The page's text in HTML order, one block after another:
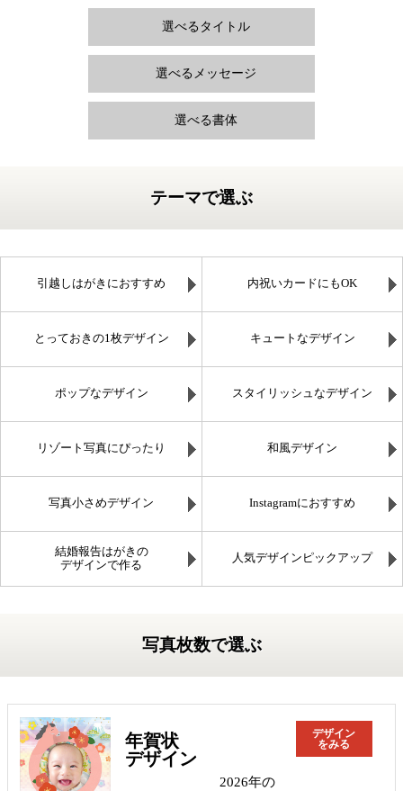
選べるタイトル
選べるメッセージ
選べる書体
テーマで選ぶ
引越しはがきにおすすめ 内祝いカードにもOK
とっておきの1枚デザイン キュートなデザイン
ポップなデザイン スタイリッシュなデザイン
リゾート写真にぴったり 和風デザイン
写真小さめデザイン Instagramにおすすめ
結婚報告はがきの
デザインで作る
人気デザインピックアップ
写真枚数で選ぶ
年賀状
デザイン
デザイン
をみる
2026年の